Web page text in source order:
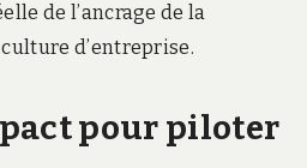
de l’ancrage de la
d’entreprise.
pour piloter